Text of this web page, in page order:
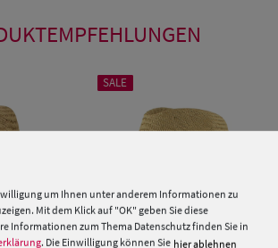
SALE
um Ihnen unter anderem Informationen zu
Mit dem Klick auf "OK" geben Sie diese
Informationen zum Thema Datenschutz finden Sie in
. Die Einwilligung können Sie hier ablehnen